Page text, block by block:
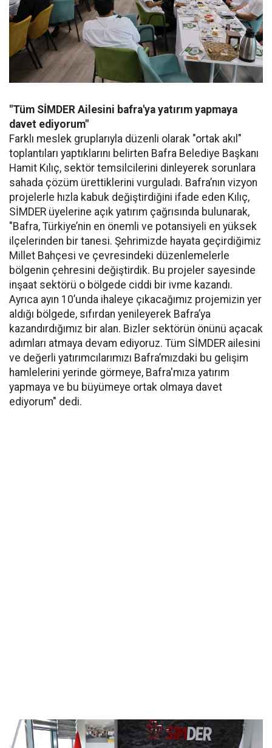
"Tüm SİMDER Ailesini bafra'ya yatırım yapmaya
davet ediyorum"
Farklı meslek gruplarıyla düzenli olarak "ortak akıl"
toplantıları yaptıklarını belirten Bafra Belediye Başkanı
Hamit Kılıç, sektör temsilcilerini dinleyerek sorunlara
sahada çözüm ürettiklerini vurguladı. Bafra’nın vizyon
projelerle hızla kabuk değiştirdiğini ifade eden Kılıç,
SİMDER üyelerine açık yatırım çağrısında bulunarak,
"Bafra, Türkiye’nin en önemli ve potansiyeli en yüksek
ilçelerinden bir tanesi. Şehrimizde hayata geçirdiğimiz
Millet Bahçesi ve çevresindeki düzenlemelerle
bölgenin çehresini değiştirdik. Bu projeler sayesinde
inşaat sektörü o bölgede ciddi bir ivme kazandı.
Ayrıca ayın 10’unda ihaleye çıkacağımız projemizin yer
aldığı bölgede, sıfırdan yenileyerek Bafra’ya
kazandırdığımız bir alan. Bizler sektörün önünü açacak
adımları atmaya devam ediyoruz. Tüm SİMDER ailesini
ve değerli yatırımcılarımızı Bafra’mızdaki bu gelişim
hamlelerini yerinde görmeye, Bafra'mıza yatırım
yapmaya ve bu büyümeye ortak olmaya davet
ediyorum" dedi.